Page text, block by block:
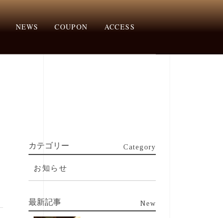
NEWS COUPON ACCESS
カテゴリー Category
お知らせ
最新記事 New